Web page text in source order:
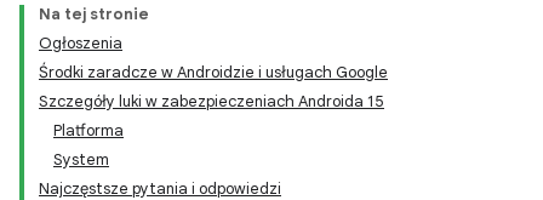
Na tej stronie
Ogłoszenia
Środki zaradcze w Androidzie i usługach Google
Szczegóły luki w zabezpieczeniach Androida 15
Platforma
System
Najczęstsze pytania i odpowiedzi